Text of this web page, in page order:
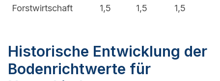
Forstwirtschaft 1,5 1,5 1,5
Historische Entwicklung der
Bodenrichtwerte für